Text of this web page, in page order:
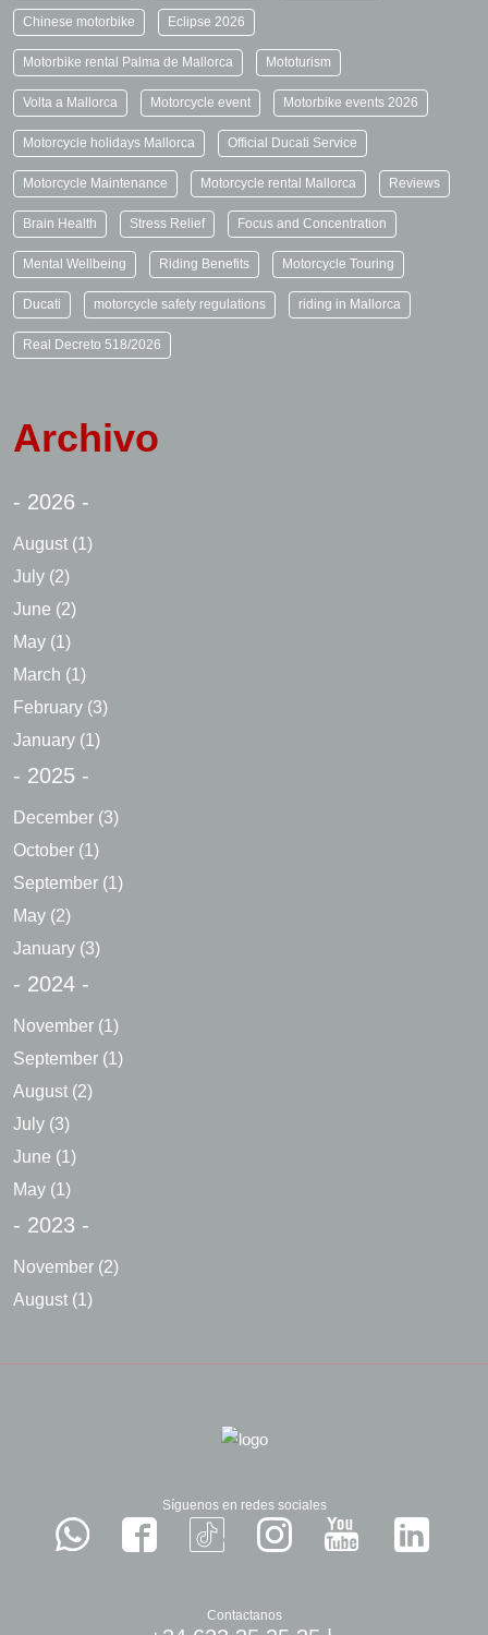
Chinese motorbike Eclipse 2026
Motorbike rental Palma de Mallorca Mototurism
Volta a Mallorca Motorcycle event Motorbike events 2026
Motorcycle holidays Mallorca Official Ducati Service
Motorcycle Maintenance Motorcycle rental Mallorca Reviews
Brain Health Stress Relief Focus and Concentration
Mental Wellbeing Riding Benefits Motorcycle Touring
Ducati motorcycle safety regulations riding in Mallorca
Real Decreto 518/2026
Archivo
- 2026 -
August (1)
July (2)
June (2)
May (1)
March (1)
February (3)
January (1)
- 2025 -
December (3)
October (1)
September (1)
May (2)
January (3)
- 2024 -
November (1)
September (1)
August (2)
July (3)
June (1)
May (1)
- 2023 -
November (2)
August (1)
Síguenos en redes sociales
Contactanos